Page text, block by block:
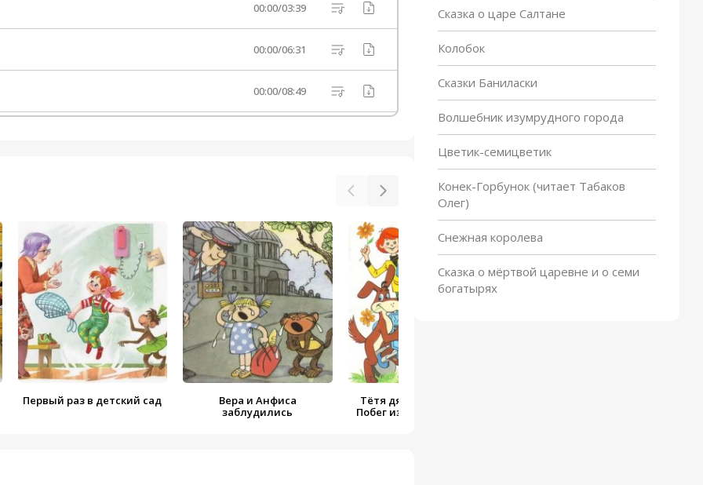
00:00/03:39
00:00/06:31
00:00/08:49
00:00/06:55
00:00/03:20
00:00/06:11
00:00/07:19
Первый раз в детский сад
Вера и Анфиса
заблудились
Тётя дяди Фёдора, или
Побег из Простоквашино
Крокодил Гена и его друзья
Сказка о царе Салтане
Колобок
Сказки Баниласки
Волшебник изумрудного города
Цветик-семицветик
Конек-Горбунок (читает Табаков
Олег)
Снежная королева
Сказка о мёртвой царевне и о семи
богатырях